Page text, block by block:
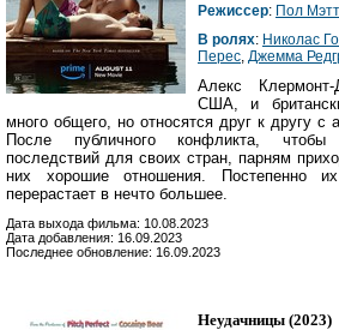
Режиссер: Пол
В ролях: Николас
Перес, Джемма
Алекс
США, и
много общего, но относятся друг к другу с
После публичного конфликта, чтобы
последствий для своих стран, парням
них хорошие отношения. Постепенно
перерастает в нечто большее.
Дата выхода фильма: 10.08.2023
Дата добавления: 16.09.2023
Последнее обновление: 16.09.2023
Неудачницы (2023)